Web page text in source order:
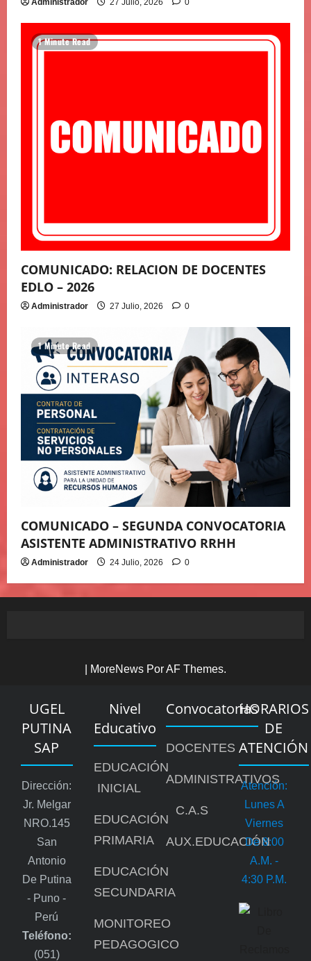
Administrador 27 Julio, 2026 0
1 Minute Read
COMUNICADO: RELACION DE DOCENTES
EDLO – 2026
Administrador 27 Julio, 2026 0
1 Minute Read
COMUNICADO – SEGUNDA CONVOCATORIA
ASISTENTE ADMINISTRATIVO RRHH
Administrador 24 Julio, 2026 0
MoreNews Por AF Themes.
UGEL
PUTINA
SAP
Dirección:
Jr. Melgar
NRO.145
San
Antonio
De Putina
- Puno -
Perú
Teléfono:
(051)
Nivel
Educativo
EDUCACIÓN
INICIAL
EDUCACIÓN
PRIMARIA
EDUCACIÓN
SECUNDARIA
MONITOREO
PEDAGOGICO
Convocatorias
DOCENTES
ADMINISTRATIVOS
C.A.S
AUX.EDUCACIÓN
HORARIOS
DE
ATENCIÓN
Atención:
Lunes A
Viernes
De 8:00
A.m. -
4:30 P.m.